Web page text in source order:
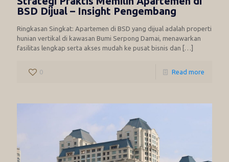
BSD Dijual – Insight Pengembang
Ringkasan Singkat: Apartemen di BSD yang dijual adalah properti
hunian vertikal di kawasan Bumi Serpong Damai, menawarkan
fasilitas lengkap serta akses mudah ke pusat bisnis dan […]
0 Read more